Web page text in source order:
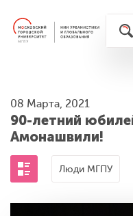
08 Марта, 2021
90-летний
Амонашвили!
Люди МГПУ